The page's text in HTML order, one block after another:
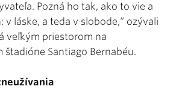
Pozná ho tak, ako to vie a
v láske, a teda v slobode,“ ozývali
veľkým priestorom na
štadióne Santiago Bernabéu.